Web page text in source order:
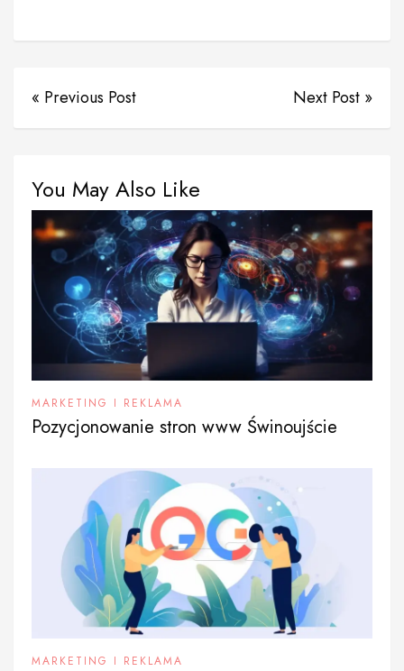
« Previous Post Next Post »
You May Also Like
MARKETING I REKLAMA
Pozycjonowanie stron www Świnoujście
MARKETING I REKLAMA